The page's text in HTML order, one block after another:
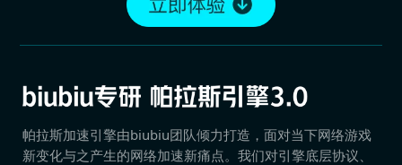
帕拉斯加速引擎由biubiu团队倾力打造，面对当下网络游戏
新变化与之产生的网络加速新痛点。我们对引擎底层协议、